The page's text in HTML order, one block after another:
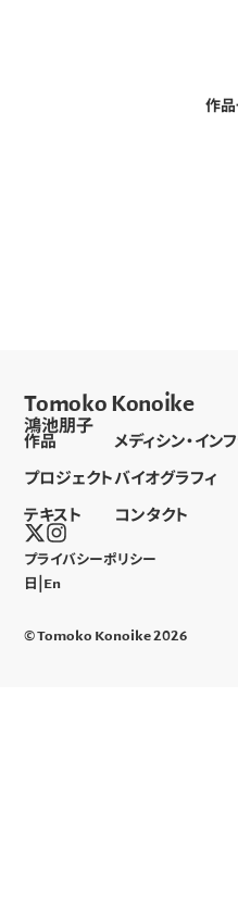
作
Tomoko Konoike
鴻池朋子
作品
プロジェクト
テキスト
メディシン・イン
バイオグラフィ
コンタクト
プライバシーポリシー
日本語
| en
© Tomoko Konoike 2026